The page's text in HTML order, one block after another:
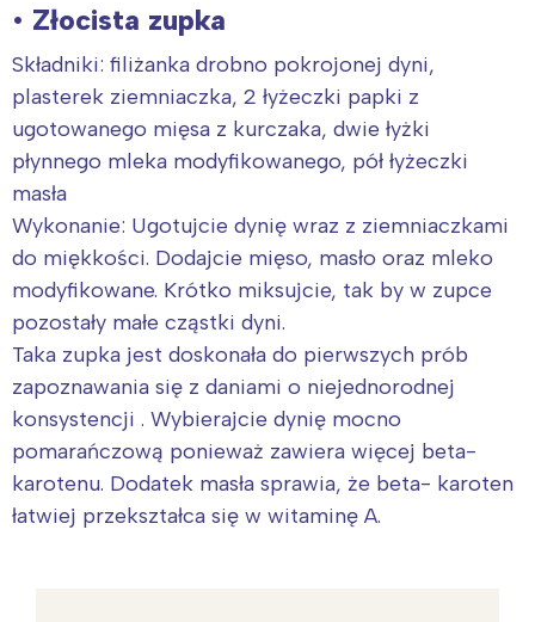
• Złocista zupka
Składniki: filiżanka drobno pokrojonej dyni,
plasterek ziemniaczka, 2 łyżeczki papki z
ugotowanego mięsa z kurczaka, dwie łyżki
płynnego mleka modyfikowanego, pół łyżeczki
masła
Wykonanie: Ugotujcie dynię wraz z ziemniaczkami
do miękkości. Dodajcie mięso, masło oraz mleko
modyfikowane. Krótko miksujcie, tak by w zupce
pozostały małe cząstki dyni.
Taka zupka jest doskonała do pierwszych prób
zapoznawania się z daniami o niejednorodnej
konsystencji . Wybierajcie dynię mocno
pomarańczową ponieważ zawiera więcej beta-
karotenu. Dodatek masła sprawia, że beta- karoten
łatwiej przekształca się w witaminę A.